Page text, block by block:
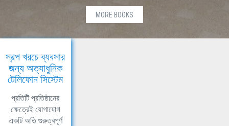
MORE BOOKS
স্বল্প খরচে ব্যবসার
জন্য অত্যাধুনিক
টেলিফোন সিস্টেম
প্রতিটি প্রতিষ্ঠানের
ক্ষেত্রেই যোগাযোগ
একটি অতি গুরুত্বপূর্ণ